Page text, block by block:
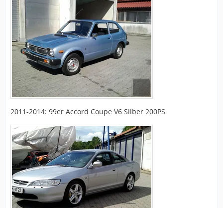
2011-2014: 99er Accord Coupe V6 Silber 200PS